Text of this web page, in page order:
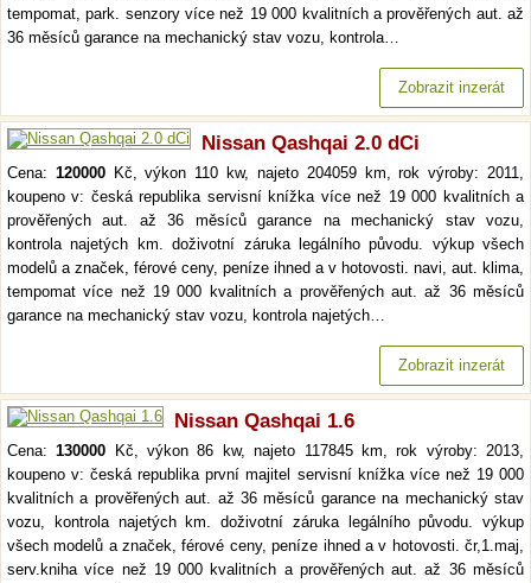
tempomat, park. senzory více než 19 000 kvalitních a prověřených aut. až
36 měsíců garance na mechanický stav vozu, kontrola…
Zobrazit inzerát
Nissan Qashqai 2.0 dCi
Cena: 120000Kč, výkon 110 kw, najeto 204059 km, rok výroby: 2011,
koupeno v: česká republika servisní knížka více než 19 000 kvalitních a
prověřených aut. až 36 měsíců garance na mechanický stav vozu,
kontrola najetých km. doživotní záruka legálního původu. výkup všech
modelů a značek, férové ceny, peníze ihned a v hotovosti. navi, aut. klima,
tempomat více než 19 000 kvalitních a prověřených aut. až 36 měsíců
garance na mechanický stav vozu, kontrola najetých…
Zobrazit inzerát
Nissan Qashqai 1.6
Cena:130000 Kč, výkon 86 kw, najeto 117845 km, rok výroby: 2013,
koupeno v: česká republika první majitel servisní knížka více než 19 000
kvalitních a prověřených aut. až 36 měsíců garance na mechanický stav
vozu, kontrola najetých km. doživotní záruka legálního původu. výkup
všech modelů a značek, férové ceny, peníze ihned a v hotovosti. čr,1.maj,
serv.kniha více než 19 000 kvalitních a prověřených aut. až 36 měsíců